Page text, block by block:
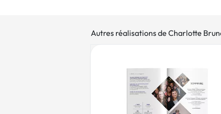
Autres réalisations de Charlotte